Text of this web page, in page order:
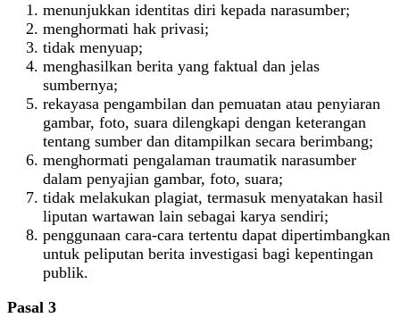
menunjukkan identitas diri kepada narasumber;
menghormati hak privasi;
tidak menyuap;
menghasilkan berita yang faktual dan jelas
sumbernya;
rekayasa pengambilan dan pemuatan atau penyiaran
gambar, foto, suara dilengkapi dengan keterangan
tentang sumber dan ditampilkan secara berimbang;
menghormati pengalaman traumatik narasumber
dalam penyajian gambar, foto, suara;
tidak melakukan plagiat, termasuk menyatakan hasil
liputan wartawan lain sebagai karya sendiri;
penggunaan cara-cara tertentu dapat dipertimbangkan
untuk peliputan berita investigasi bagi kepentingan
publik.
Pasal 3